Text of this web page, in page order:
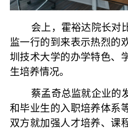
会上，霍裕达院长对
监一行的到来表示热烈的
圳技术大学的办学特色、
生培养情况。
蔡孟奇总监就企业的
和毕业生的入职培养体系
双方就加强人才培养、课